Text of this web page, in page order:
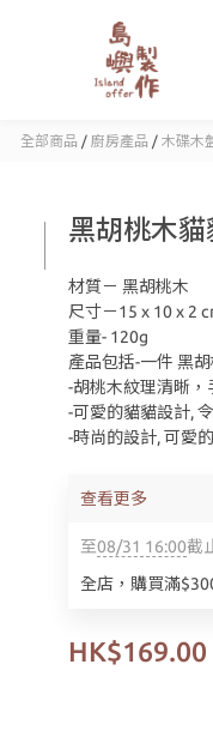
全部商品 / 廚房產品 / 木碟木
黑胡桃木
材質－ 黑胡桃木
尺寸－15 x 10 x 2
重量- 120g
產品包括-一件 黑
-胡桃木紋理清晰
-可愛的貓貓設計,
-時尚的設計, 可愛
至08/31 16:00截
全店，購買滿
查看更多
HK$169.00